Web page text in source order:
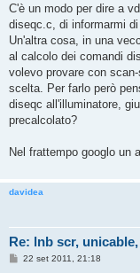
C'è un modo per dire a
diseqc.c, di informarmi
Un'altra cosa, in una
al calcolo dei comandi
volevo provare con
scelta. Per farlo però
diseqc all'illuminatore,
precalcolato?
Nel frattempo googlo un
davidea
Re: lnb scr,
M22 set 2011, 21:18